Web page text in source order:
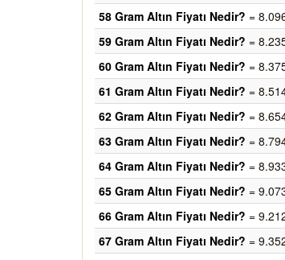
58 Gram Altın Fiyatı Nedir? =
59 Gram Altın Fiyatı Nedir? =
60 Gram Altın Fiyatı Nedir? =
61 Gram Altın Fiyatı Nedir? =
62 Gram Altın Fiyatı Nedir? =
63 Gram Altın Fiyatı Nedir? =
64 Gram Altın Fiyatı Nedir? =
65 Gram Altın Fiyatı Nedir? =
66 Gram Altın Fiyatı Nedir? =
67 Gram Altın Fiyatı Nedir? =